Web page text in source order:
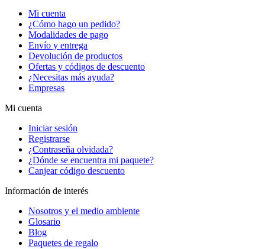
Mi cuenta
¿Cómo hago un pedido?
Modalidades de pago
Envío y entrega
Devolución de productos
Ofertas y códigos de descuento
¿Necesitas más ayuda?
Empresas
Mi cuenta
Iniciar sesión
Registrarse
¿Contraseña olvidada?
¿Dónde se encuentra mi paquete?
Canjear código descuento
Información de interés
Nosotros y el medio ambiente
Glosario
Blog
Paquetes de regalo